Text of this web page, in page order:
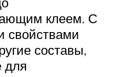
клеем. С
свойствами
составы,
для